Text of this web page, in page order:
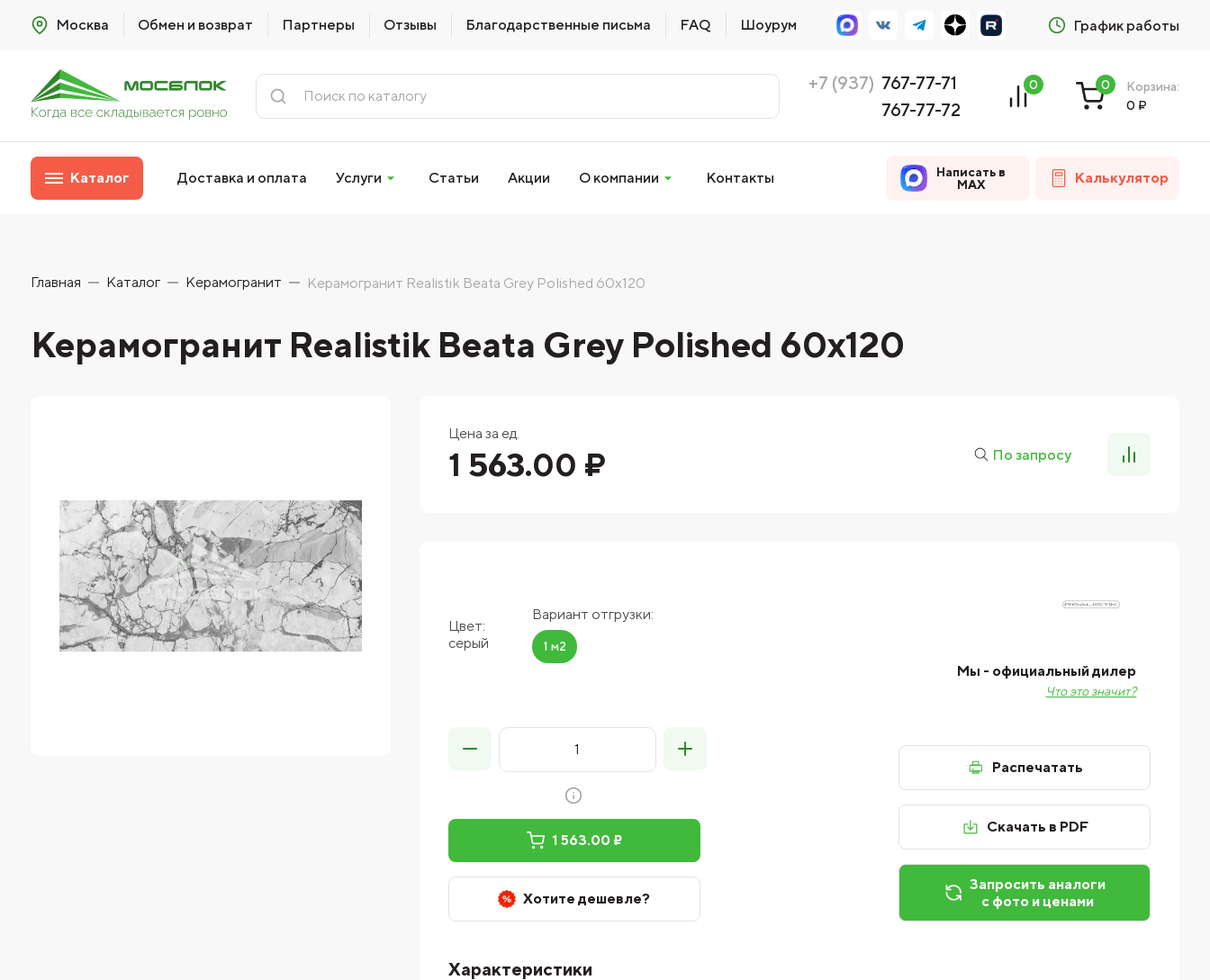
Москва Обмен и возврат Партнеры Отзывы Благодарственные письма FAQ Шоурум График работы
+7 (937) 767-77-71
767-77-72
0 0
Корзина:
0 ₽
Каталог Доставка и оплата Услуги Статьи Акции О компании Контакты
Написать в
MAX
Калькулятор
Главная Каталог Керамогранит Керамогранит Realistik Beata Grey Polished 60x120
Керамогранит Realistik Beata Grey Polished 60x120
Цена за ед.
1 563.00 ₽ По запросу
Цвет:
серый
Вариант отгрузки:
1 м2
Мы - официальный дилер
Что это значит?
1 563.00 ₽
Хотите дешевле?
Распечатать
Скачать в PDF
Запросить аналоги
с фото и ценами
Характеристики